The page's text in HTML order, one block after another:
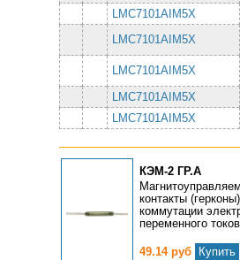
LMC7101AIM5X
LMC7101AIM5X
LMC7101AIM5X
LMC7101AIM5X
LMC7101AIM5X
КЭМ-2 ГР.А
контакты
коммутации
переменного
49.14 руб Купить